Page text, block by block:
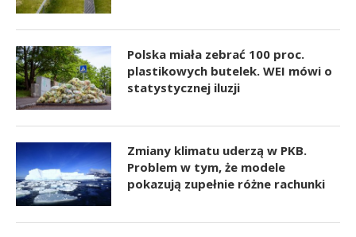
Polska miała zebrać 100 proc.
plastikowych butelek. WEI mówi o
statystycznej iluzji
Zmiany klimatu uderzą w PKB.
Problem w tym, że modele
pokazują zupełnie różne rachunki